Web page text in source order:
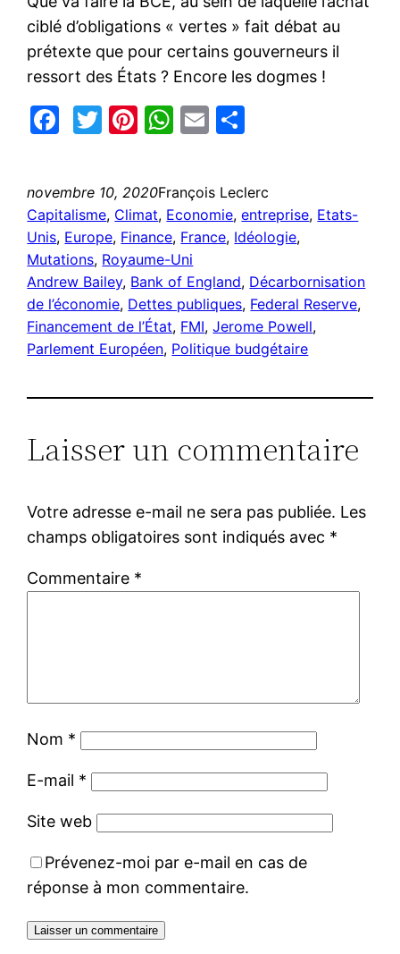
ciblé d’obligations « vertes » fait débat au
prétexte que pour certains gouverneurs il
ressort des États ? Encore les dogmes !
Facebook
Twitter
Pinterest
WhatsApp
Email
novembre 10, 2020François Leclerc
Capitalisme, Climat, Economie, entreprise, Etats-
Unis, Europe, Finance, France, Idéologie
Mutations, Royaume-Uni
Andrew Bailey, Bank of England, Décarbornisation
de l’économie, Dettes publiques, Federal Reserve
Financement de l’État, FMI, Jerome Powell
Parlement Européen, Politique budgétaire
Laisser un commentaire
Votre adresse e-mail ne sera pas publiée. Les
champs obligatoires sont indiqués avec *
Commentaire *
Nom *
E-mail *
Site web
Prévenez-moi par e-mail en cas de
réponse à mon commentaire.